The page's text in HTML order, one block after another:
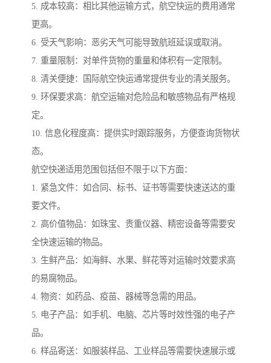
5. 成本较高：相比其他运输方式，航空快运的费用通常
更高。
6. 受天气影响：恶劣天气可能导致航班延误或取消。
7. 重量限制：对单件货物的重量和体积有一定限制。
8. 清关便捷：国际航空快运通常提供专业的清关服务。
9. 环保要求高：航空运输对危险品和敏感物品有严格规
定。
10. 信息化程度高：提供实时跟踪服务，方便查询货物状
态。
航空快递适用范围包括但不限于以下方面：
1. 紧急文件：如合同、标书、证书等需要快速送达的重
要文件。
2. 高价值物品：如珠宝、贵重仪器、精密设备等需要安
全快速运输的物品。
3. 生鲜产品：如海鲜、水果、鲜花等对运输时效要求高
的易腐物品。
4. 物资：如药品、疫苗、器械等急需的用品。
5. 电子产品：如手机、电脑、芯片等时效性强的电子产
品。
6. 样品寄送：如服装样品、工业样品等需要快速展示或